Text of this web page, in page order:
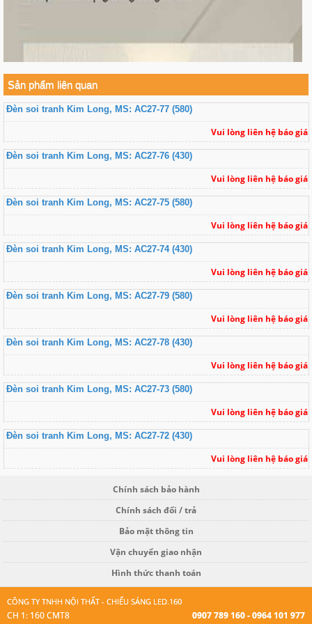
Sản phẩm liên quan
Đèn soi tranh Kim Long, MS: AC27-77 (580)
Vui lòng liên hệ báo giá
Đèn soi tranh Kim Long, MS: AC27-76 (430)
Vui lòng liên hệ báo giá
Đèn soi tranh Kim Long, MS: AC27-75 (580)
Vui lòng liên hệ báo giá
Đèn soi tranh Kim Long, MS: AC27-74 (430)
Vui lòng liên hệ báo giá
Đèn soi tranh Kim Long, MS: AC27-79 (580)
Vui lòng liên hệ báo giá
Đèn soi tranh Kim Long, MS: AC27-78 (430)
Vui lòng liên hệ báo giá
Đèn soi tranh Kim Long, MS: AC27-73 (580)
Vui lòng liên hệ báo giá
Đèn soi tranh Kim Long, MS: AC27-72 (430)
Vui lòng liên hệ báo giá
Chính sách bảo hành
Chính sách đổi / trả
Bảo mật thông tin
Vận chuyển giao nhận
Hình thức thanh toán
CÔNG TY TNHH NỘI THẤT - CHIẾU SÁNG LED.160
CH 1: 160 CMT8
0907 789 160 - 0964 101 977